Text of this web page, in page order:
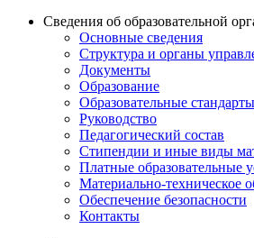
Сведения об образовательной
Основные сведения
Структура и органы
Документы
Образование
Образовательные стандарты
Руководство
Педагогический состав
Стипендии и иные виды
Платные образовательные
Материально-техническое
Обеспечение безопасности
Контакты